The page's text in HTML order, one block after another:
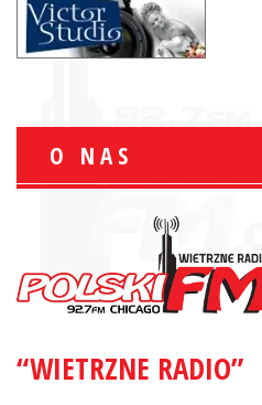
O NAS
“WIETRZNE RADIO”